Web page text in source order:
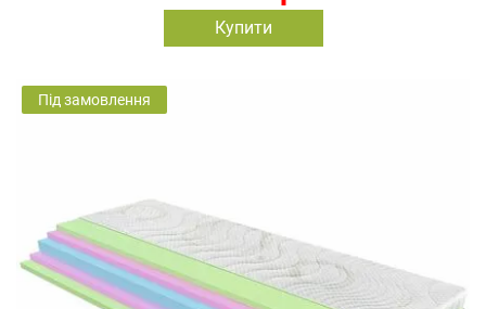
Купити
Під замовлення